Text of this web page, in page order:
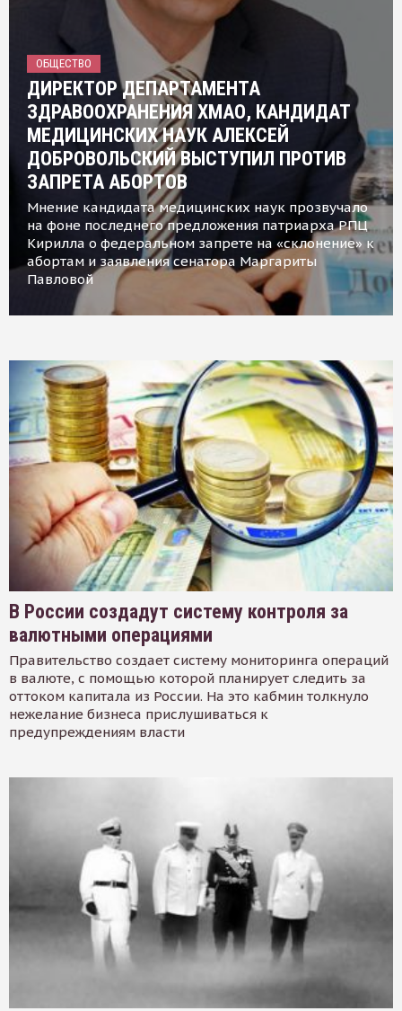
ОБЩЕСТВО
ДИРЕКТОР ДЕПАРТАМЕНТА
ЗДРАВООХРАНЕНИЯ ХМАО, КАНДИДАТ
МЕДИЦИНСКИХ НАУК АЛЕКСЕЙ
ДОБРОВОЛЬСКИЙ ВЫСТУПИЛ ПРОТИВ
ЗАПРЕТА АБОРТОВ
Мнение кандидата медицинских наук прозвучало
на фоне последнего предложения патриарха РПЦ
Кирилла о федеральном запрете на «склонение» к
абортам и заявления сенатора Маргариты
Павловой
В России создадут систему контроля за
валютными операциями
Правительство создает систему мониторинга операций
в валюте, с помощью которой планирует следить за
оттоком капитала из России. На это кабмин толкнуло
нежелание бизнеса прислушиваться к
предупреждениям власти